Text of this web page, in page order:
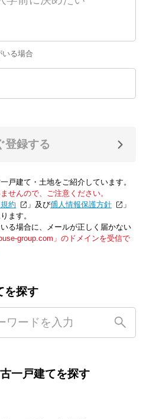
る場合
登録する
戸建て・土地をご紹介しています。
せんので、ご注意ください。
約 」及び「個人情報保護方針
」
ます。
る場合に、メールが正しく届かない
group.com」のドメインを受信で
を探す
一戸建てを探す